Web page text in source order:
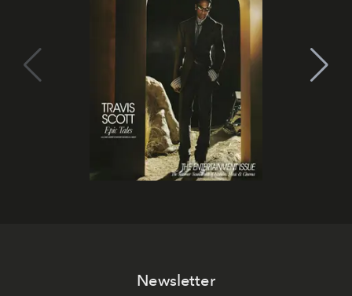
Newsletter